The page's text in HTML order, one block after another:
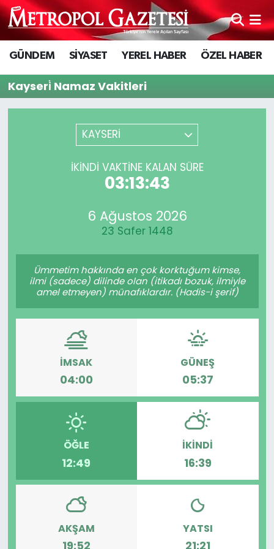
GÜNDEM SİYASET YEREL HABER ÖZEL HABER
Kayseri̇ Namaz Vakitleri
KAYSERİ
İKINDI VAKTİNE KALAN SÜRE
03:13:43
6 Ağustos 2026
23 Safer 1448
Ümmetim hakkında en çok korktuğum kimse,
ilmi (sadece) dilinde olan (itikadı bozuk, ilmiyle
amel etmeyen) münafıklardır. (Hadis-i şerif)
İMSAK
04:00
GÜNEŞ
05:37
ÖĞLE
12:49
İKINDI
16:39
AKŞAM
19:52
YATSI
21:21
Hava Durumu
Trafik Durumu
Süper Lig Puan Durumu ve Fikstür
Tüm Manşetler
Son Dakika Haberleri